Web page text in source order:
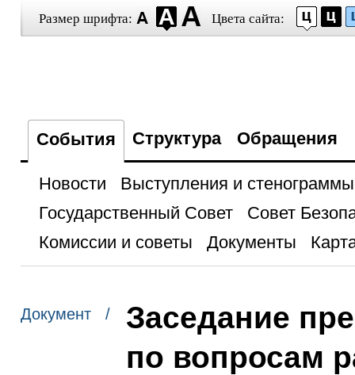
Размер шрифта: Цвета сайта:
События Структура Обращения
Новости
Выступления и стенограммы
Государственный Совет
Совет
Комиссии и советы
Документы
Документ /
Заседание
по вопросам